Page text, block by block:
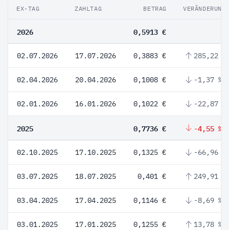
EX-TAG ZAHLTAG BETRAG VERÄNDERUNG
2026 0,5913 €
02.07.2026 17.07.2026 0,3883 € 285,22 %
02.04.2026 20.04.2026 0,1008 € -1,37 %
02.01.2026 16.01.2026 0,1022 € -22,87 %
2025 0,7736 € -4,55 %
02.10.2025 17.10.2025 0,1325 € -66,96 %
03.07.2025 18.07.2025 0,401 € 249,91 %
03.04.2025 17.04.2025 0,1146 € -8,69 %
03.01.2025 17.01.2025 0,1255 € 13,78 %